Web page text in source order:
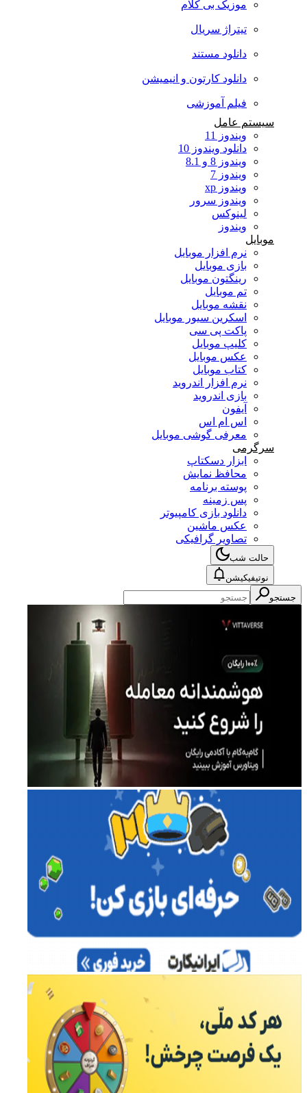
موزیک بی کلام
تیتراژ سریال
دانلود مستند
دانلود کارتون و انیمیشن
فیلم آموزشی
سیستم عامل
ویندوز 11
دانلود ویندوز 10
ویندوز 8 و 8.1
ویندوز 7
ویندوز xp
ویندوز سرور
لینوکس
ویندوز
موبایل
نرم افزار موبایل
بازی موبایل
رینگتون موبایل
تم موبایل
نقشه موبایل
اسکرین سیور موبایل
پاکت پی سی
کلیپ موبایل
عکس موبایل
کتاب موبایل
نرم افزار اندروید
بازی اندروید
آیفون
اس ام اس
معرفی گوشی موبایل
سرگرمی
ابزار دسکتاپ
محافظ نمایش
پوسته برنامه
پس زمینه
دانلود بازی کامپیوتر
عکس ماشین
تصاویر گرافیکی
حالت شب
نوتیفیکیشن
جستجو